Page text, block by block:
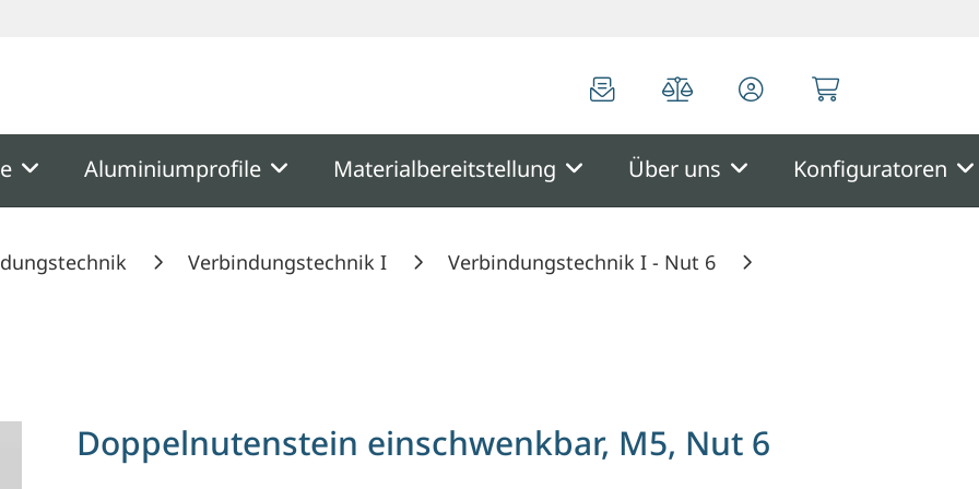
Aluminiumprofile Materialbereitstellung Über uns Konfiguratoren
Verbindungstechnik I
Verbindungstechnik I - Nut 6
Nut 6
Doppelnutenstein einschwenkbar, M5, Nut 6